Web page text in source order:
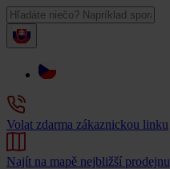
Volat zdarma zákaznickou linku
Najít na mapě nejbližší prodejnu